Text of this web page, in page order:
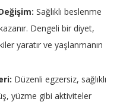
Sağlıklı beslenme
Dengeli bir diyet,
yaratır ve yaşlanmanın
Düzenli egzersiz, sağlıklı
yüzme gibi aktiviteler